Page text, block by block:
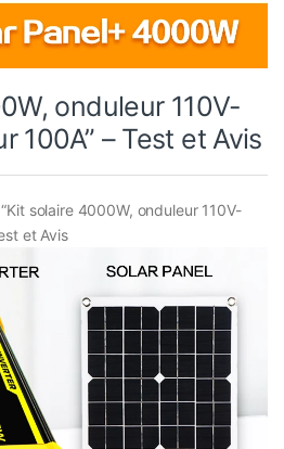
onduleur 110V-
100A” – Test et Avis
“Kit solaire 4000W, onduleur 110V-
et Avis